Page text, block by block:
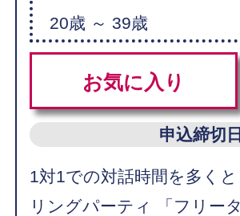
20歳 ～ 39歳
お気に入り
申込締切
1対1での対話時間を多く
リングパーティ 「フリー